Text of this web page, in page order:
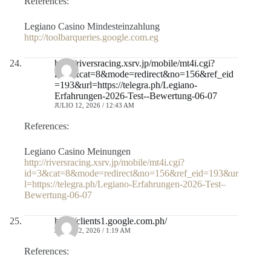
Legiano Casino Mindesteinzahlung
http://toolbarqueries.google.com.eg
http://riversracing.xsrv.jp/mobile/mt4i.cgi?
id=3&cat=8&mode=redirect&no=156&ref_eid
=193&url=https://telegra.ph/Legiano-
Erfahrungen-2026-Test--Bewertung-06-07
JULIO 12, 2026 / 12:43 AM
References:
Legiano Casino Meinungen
http://riversracing.xsrv.jp/mobile/mt4i.cgi?
id=3&cat=8&mode=redirect&no=156&ref_eid=193&ur
l=https://telegra.ph/Legiano-Erfahrungen-2026-Test–
Bewertung-06-07
http://clients1.google.com.ph/
JULIO 12, 2026 / 1:19 AM
References: